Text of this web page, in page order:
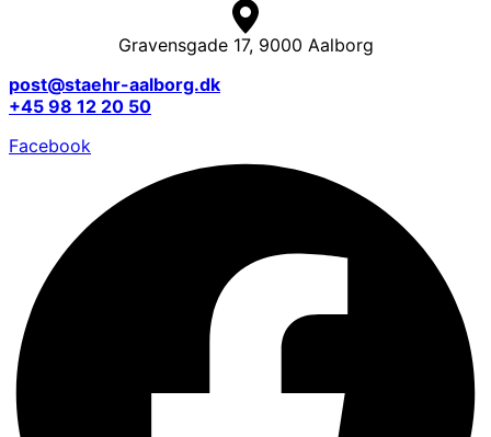
Gravensgade 17, 9000 Aalborg
post@staehr-aalborg.dk
+45 98 12 20 50
Facebook